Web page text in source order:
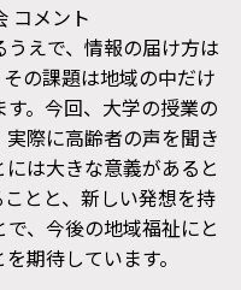
コメント
えで、情報の届け方は
の課題は地域の中だけ
。今回、大学の授業の
際に高齢者の声を聞き
は大きな意義があると
とと、新しい発想を持
、今後の地域福祉にと
期待しています。